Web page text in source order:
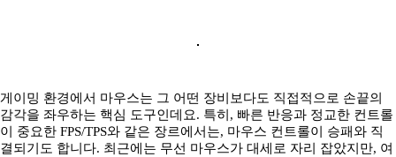
게이밍 환경에서 마우스는 그 어떤 장비보다도 직접적으로 손끝의
감각을 좌우하는 핵심 도구인데요. 특히, 빠른 반응과 정교한 컨트롤
이 중요한 FPS/TPS와 같은 장르에서는, 마우스 컨트롤이 승패와 직
결되기도 합니다. 최근에는 무선 마우스가 대세로 자리 잡았지만, 여